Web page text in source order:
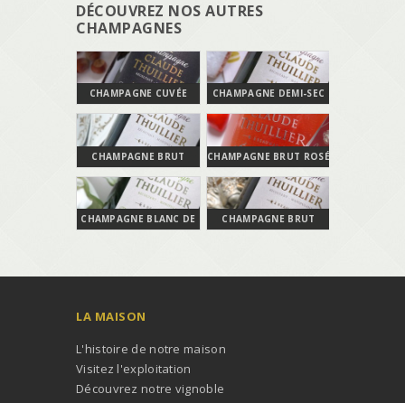
DÉCOUVREZ NOS AUTRES
CHAMPAGNES
CHAMPAGNE CUVÉE
SPÉCIALE
CHAMPAGNE DEMI-SEC
CHAMPAGNE BRUT
NATURE
CHAMPAGNE BRUT ROSÉ
CHAMPAGNE BLANC DE
CHAMPAGNE BRUT
LA MAISON
L'histoire de notre maison
Visitez l'exploitation
Découvrez notre vignoble